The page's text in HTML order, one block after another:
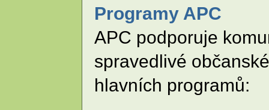
Programy APC
APC podporuje
spravedlivé
hlavních programů: